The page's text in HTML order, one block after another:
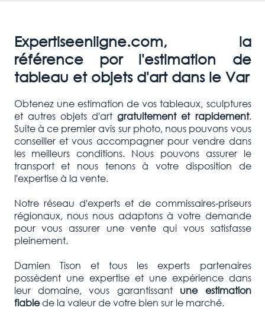
Expertiseenligne.com, la
référence por l'estimation de
tableau et objets d'art dans le Var
Obtenez une estimation de vos tableaux, sculptures
et autres objets d'art gratuitement et rapidement.
Suite à ce premier avis sur photo, nous pouvons vous
conseiller et vous accompagner pour vendre dans
les meilleurs conditions. Nous pouvons assurer le
transport et nous tenons à votre disposition de
l'expertise à la vente.
Notre réseau d'experts et de commissaires-priseurs
régionaux, nous nous adaptons à votre demande
pour vous assurer une vente qui vous satisfasse
pleinement.
Damien Tison et tous les experts partenaires
possèdent une expertise et une expérience dans
leur domaine, vous garantissantune estimation
fiablede la valeur de votre bien sur le marché.